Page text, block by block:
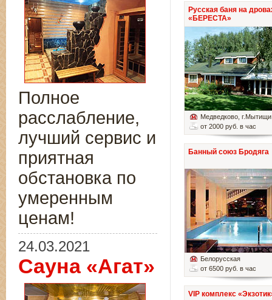
Русская баня на
«БЕРЕСТА»
Медведково , г.Мытищи
от 2000 руб. в час
Банный союз Бродяга
Белорусская
от 6500 руб. в час
VIP комплекс
Полное
расслабление,
лучший сервис и
приятная
обстановка по
умеренным
ценам!
24.03.2021
Сауна «Агат»